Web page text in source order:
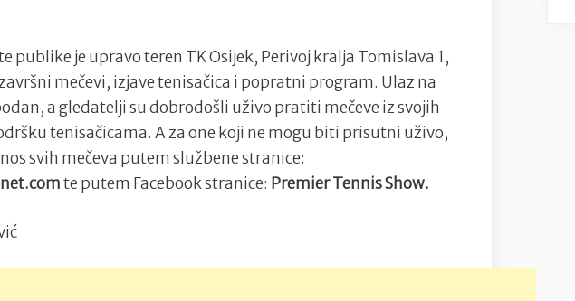
publike je upravo teren TK Osijek, Perivoj kralja Tomislava 1,
mečevi, izjave tenisačica i popratni program. Ulaz na
a gledatelji su dobrodošli uživo pratiti mečeve iz svojih
tenisačicama. A za one koji ne mogu biti prisutni uživo,
svih mečeva putem službene stranice:
te putem Facebook stranice: Premier Tennis Show.